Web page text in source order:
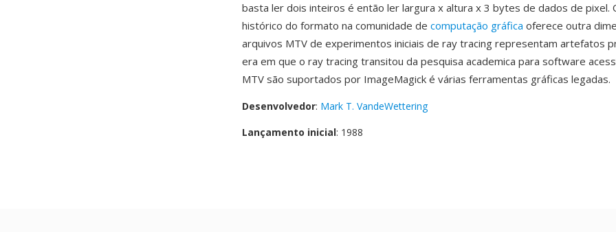
basta ler dois inteiros é então ler largura x altura x 3 bytes de dados de pixel.
histórico do formato na comunidade de computação gráfica oferece outra
arquivos MTV de experimentos iniciais de ray tracing representam artefatos
era em que o ray tracing transitou da pesquisa academica para software
MTV são suportados por ImageMagick é várias ferramentas gráficas legadas.
Desenvolvedor: Mark T. VandeWettering
Lançamento inicial: 1988